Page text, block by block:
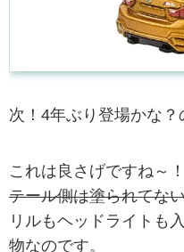
次！4年ぶり登場かな？
これは良さげですね～！
テール側は塗られてな
リルもヘッドライトも
物なのです。